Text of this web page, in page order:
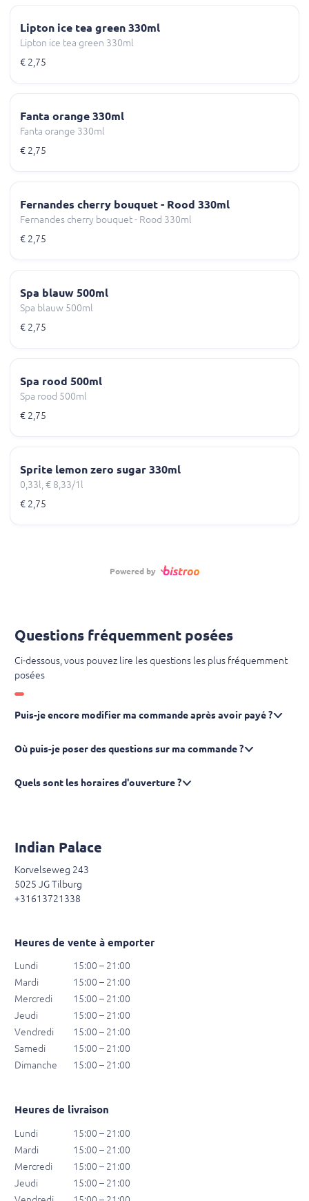
Lipton ice tea green 330ml
Lipton ice tea green 330ml
€ 2,75
Fanta orange 330ml
Fanta orange 330ml
€ 2,75
Fernandes cherry bouquet - Rood 330ml
Fernandes cherry bouquet - Rood 330ml
€ 2,75
Spa blauw 500ml
Spa blauw 500ml
€ 2,75
Spa rood 500ml
Spa rood 500ml
€ 2,75
Sprite lemon zero sugar 330ml
0,33l, € 8,33/1l
€ 2,75
Powered by
Questions fréquemment posées
Ci-dessous, vous pouvez lire les questions les plus fréquemment
posées
Puis-je encore modifier ma commande après avoir payé ?
Où puis-je poser des questions sur ma commande ?
Quels sont les horaires d'ouverture ?
Indian Palace
Korvelseweg 243
5025 JG Tilburg
+31613721338
Heures de vente à emporter
Lundi
15:00 – 21:00
Mardi
15:00 – 21:00
Mercredi
15:00 – 21:00
Jeudi
15:00 – 21:00
Vendredi
15:00 – 21:00
Samedi
15:00 – 21:00
Dimanche
15:00 – 21:00
Heures de livraison
Lundi
15:00 – 21:00
Mardi
15:00 – 21:00
Mercredi
15:00 – 21:00
Jeudi
15:00 – 21:00